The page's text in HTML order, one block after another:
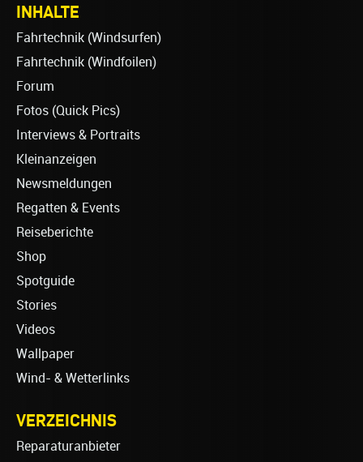
INHALTE
Fahrtechnik (Windsurfen)
Fahrtechnik (Windfoilen)
Forum
Fotos (Quick Pics)
Interviews & Portraits
Kleinanzeigen
Newsmeldungen
Regatten & Events
Reiseberichte
Shop
Spotguide
Stories
Videos
Wallpaper
Wind- & Wetterlinks
VERZEICHNIS
Reparaturanbieter